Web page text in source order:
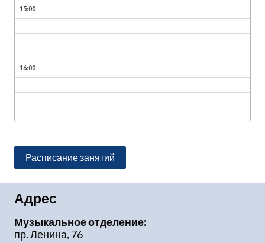
15:00
16:00
Расписание занятий
Адрес
Музыкальное отделение:
пр. Ленина, 76